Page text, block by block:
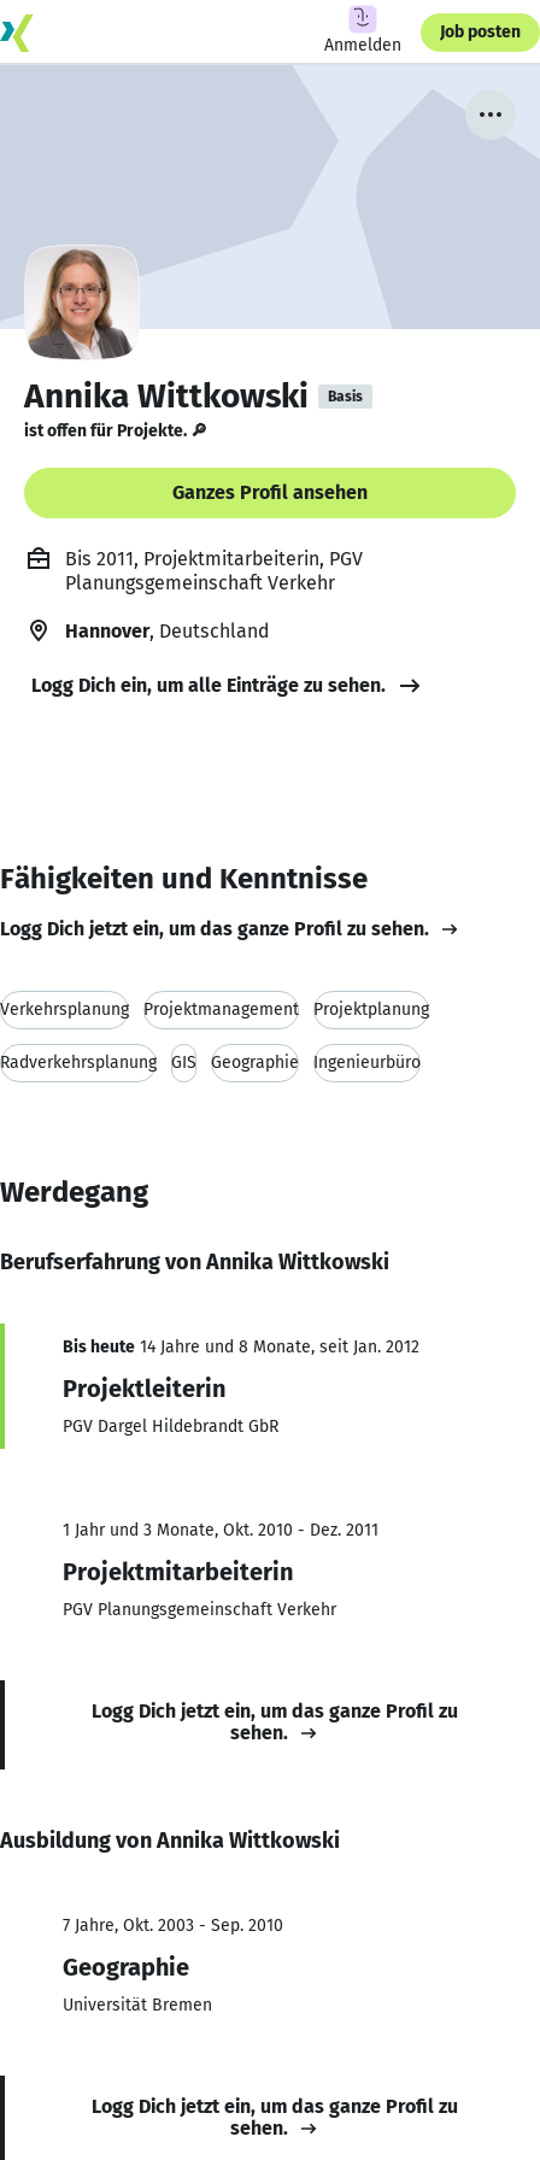
Anmelden
Job posten
Annika Wittkowski Basis
ist offen für Projekte. 🔎
Ganzes Profil ansehen
Bis 2011, Projektmitarbeiterin, PGV
Planungsgemeinschaft Verkehr
Hannover, Deutschland
Logg Dich ein, um alle Einträge zu sehen.
Fähigkeiten und Kenntnisse
Logg Dich jetzt ein, um das ganze Profil zu sehen.
Verkehrsplanung Projektmanagement Projektplanung
Radverkehrsplanung GIS Geographie Ingenieurbüro
Werdegang
Berufserfahrung von Annika Wittkowski
Bis heute 14 Jahre und 8 Monate, seit Jan. 2012
Projektleiterin
PGV Dargel Hildebrandt GbR
1 Jahr und 3 Monate, Okt. 2010 - Dez. 2011
Projektmitarbeiterin
PGV Planungsgemeinschaft Verkehr
Logg Dich jetzt ein, um das ganze Profil zu
sehen.
Ausbildung von Annika Wittkowski
7 Jahre, Okt. 2003 - Sep. 2010
Geographie
Universität Bremen
Logg Dich jetzt ein, um das ganze Profil zu
sehen.